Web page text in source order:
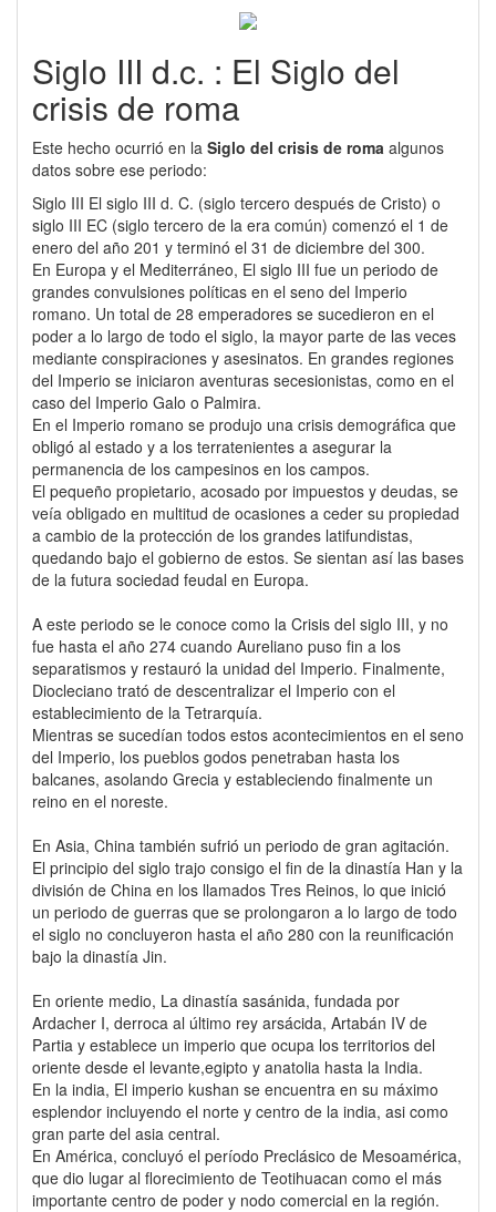
Siglo III d.c. : El Siglo del
crisis de roma
Este hecho ocurrió en la Siglo del crisis de roma algunos
datos sobre ese periodo:
Siglo III El siglo III d. C. (siglo tercero después de Cristo) o
siglo III EC (siglo tercero de la era común) comenzó el 1 de
enero del año 201 y terminó el 31 de diciembre del 300.
En Europa y el Mediterráneo, El siglo III fue un periodo de
grandes convulsiones políticas en el seno del Imperio
romano. Un total de 28 emperadores se sucedieron en el
poder a lo largo de todo el siglo, la mayor parte de las veces
mediante conspiraciones y asesinatos. En grandes regiones
del Imperio se iniciaron aventuras secesionistas, como en el
caso del Imperio Galo o Palmira.
En el Imperio romano se produjo una crisis demográfica que
obligó al estado y a los terratenientes a asegurar la
permanencia de los campesinos en los campos.
El pequeño propietario, acosado por impuestos y deudas, se
veía obligado en multitud de ocasiones a ceder su propiedad
a cambio de la protección de los grandes latifundistas,
quedando bajo el gobierno de estos. Se sientan así las bases
de la futura sociedad feudal en Europa.
A este periodo se le conoce como la Crisis del siglo III, y no
fue hasta el año 274 cuando Aureliano puso fin a los
separatismos y restauró la unidad del Imperio. Finalmente,
Diocleciano trató de descentralizar el Imperio con el
establecimiento de la Tetrarquía.
Mientras se sucedían todos estos acontecimientos en el seno
del Imperio, los pueblos godos penetraban hasta los
balcanes, asolando Grecia y estableciendo finalmente un
reino en el noreste.
En Asia, China también sufrió un periodo de gran agitación.
El principio del siglo trajo consigo el fin de la dinastía Han y la
división de China en los llamados Tres Reinos, lo que inició
un periodo de guerras que se prolongaron a lo largo de todo
el siglo no concluyeron hasta el año 280 con la reunificación
bajo la dinastía Jin.
En oriente medio, La dinastía sasánida, fundada por
Ardacher I, derroca al último rey arsácida, Artabán IV de
Partia y establece un imperio que ocupa los territorios del
oriente desde el levante,egipto y anatolia hasta la India.
En la india, El imperio kushan se encuentra en su máximo
esplendor incluyendo el norte y centro de la india, asi como
gran parte del asia central.
En América, concluyó el período Preclásico de Mesoamérica,
que dio lugar al florecimiento de Teotihuacan como el más
importante centro de poder y nodo comercial en la región.